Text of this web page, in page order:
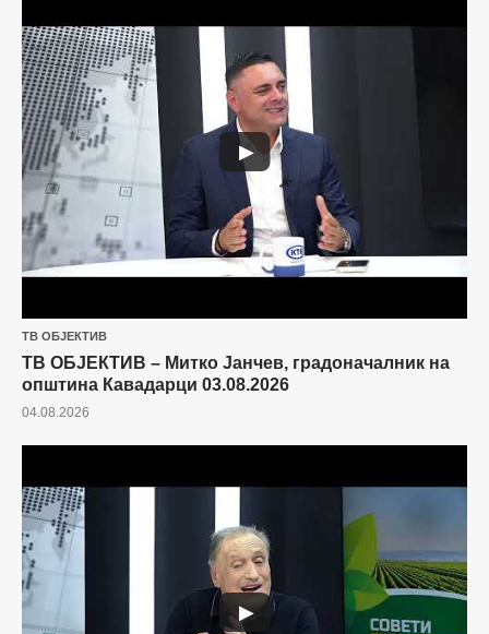
▶
ТВ ОБЈЕКТИВ
ТВ ОБЈЕКТИВ – Митко Јанчев, градоначалник на
општина Кавадарци 03.08.2026
04.08.2026
▶